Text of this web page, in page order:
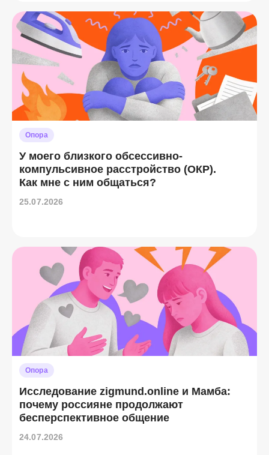
Опора
У моего близкого обсессивно-
компульсивное расстройство (ОКР).
Как мне с ним общаться?
25.07.2026
Опора
Исследование zigmund.online и Мамба:
почему россияне продолжают
бесперспективное общение
24.07.2026